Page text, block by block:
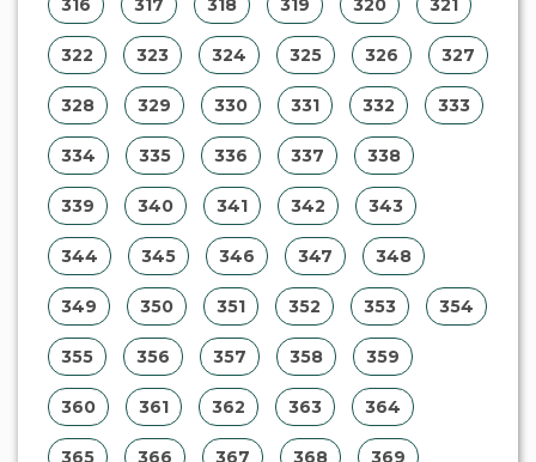
280 281 282 283 284
285 286 287 288 289
290 291 292 293 294
295 296 297 298 299
300 301 302 303 304
305 306 307 308 309
310 311 312 313 314
316 317 318 319 320
322 323 324 325 326